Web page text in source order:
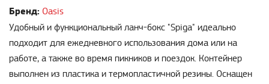
Бренд: Oasis
Удобный и функциональный ланч-бокс "Spiga" идеально
подходит для ежедневного использования дома или на
работе, а также во время пикников и поездок. Контейнер
выполнен из пластика и термопластичной резины. Оснащен